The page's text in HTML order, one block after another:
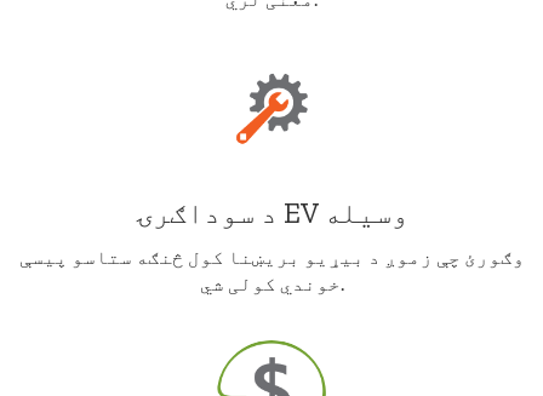
د سوداګرۍ EV وسیله
وګورئ چې زموږ د بیړیو بریښنا کول څنګه ستاسو پیسې